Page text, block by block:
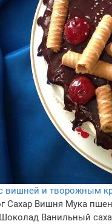
вишней и творожным
Сахар Вишня Мука
Шоколад Ванильный